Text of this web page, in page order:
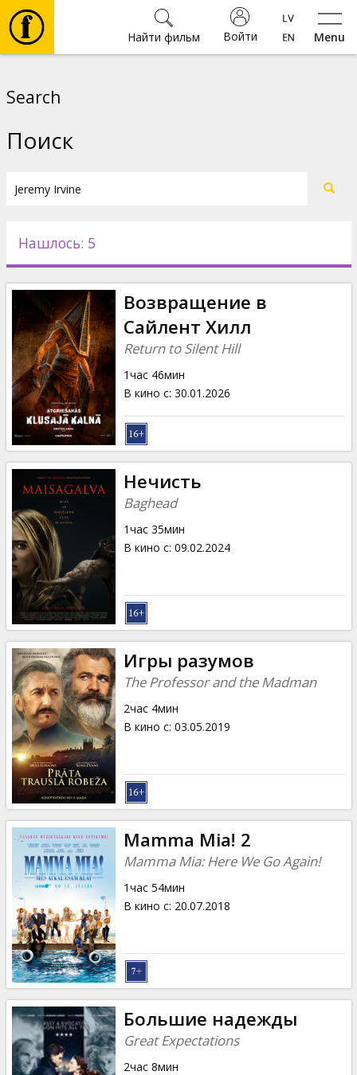
Menu
Войти
Найти фильм
Новости
Подарки
Кинозакуски
B2B
Клуб
Search
Поиск
Нашлось: 5
Возвращение в
Сайлент Хилл
Return to Silent Hill
1час 46мин
В кино с: 30.01.2026
Нечисть
Baghead
1час 35мин
В кино с: 09.02.2024
Игры разумов
The Professor and the Madman
2час 4мин
В кино с: 03.05.2019
Mamma Mia! 2
Mamma Mia: Here We Go Again!
1час 54мин
В кино с: 20.07.2018
Большие надежды
Great Expectations
2час 8мин